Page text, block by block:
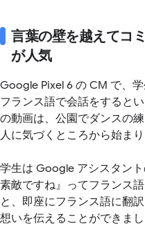
言葉の壁を越えてコ
が人気
Google Pixel 6 の CM で、
フランス語で会話をすると
の動画は、公園でダンスの
人に気づくところから始まり
学生は Google アシスタン
素敵ですね』ってフランス
と、即座にフランス語に翻
想いを伝えることができまし